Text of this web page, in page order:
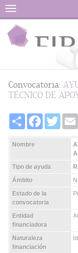
Menu
Convocatoria:
TÉCNICO DE
Share FacebookTwitter
Nombre
Tipo de ayuda
Ámbito
Estado de la
convocatoria
Entidad
financiadora
Naturaleza
financiación